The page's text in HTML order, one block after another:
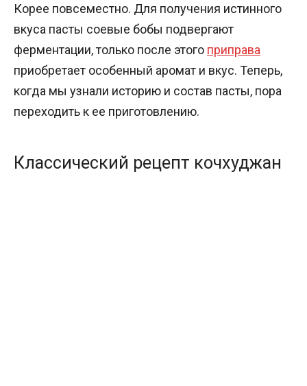
Корее повсеместно. Для получения истинного
вкуса пасты соевые бобы подвергают
ферментации, только после этого приправа
приобретает особенный аромат и вкус. Теперь,
когда мы узнали историю и состав пасты, пора
переходить к ее приготовлению.
Классический рецепт кочхуджан